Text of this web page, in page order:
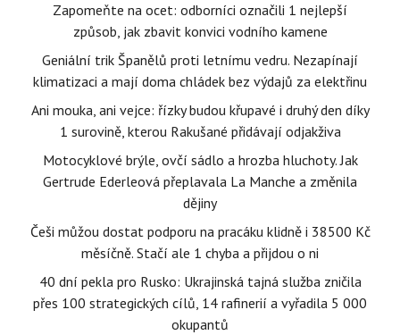
Zapomeňte na ocet: odborníci označili 1 nejlepší
způsob, jak zbavit konvici vodního kamene
Geniální trik Španělů proti letnímu vedru. Nezapínají
klimatizaci a mají doma chládek bez výdajů za elektřinu
Ani mouka, ani vejce: řízky budou křupavé i druhý den díky
1 surovině, kterou Rakušané přidávají odjakživa
Motocyklové brýle, ovčí sádlo a hrozba hluchoty. Jak
Gertrude Ederleová přeplavala La Manche a změnila
dějiny
Češi můžou dostat podporu na pracáku klidně i 38500 Kč
měsíčně. Stačí ale 1 chyba a přijdou o ni
40 dní pekla pro Rusko: Ukrajinská tajná služba zničila
přes 100 strategických cílů, 14 rafinerií a vyřadila 5 000
okupantů